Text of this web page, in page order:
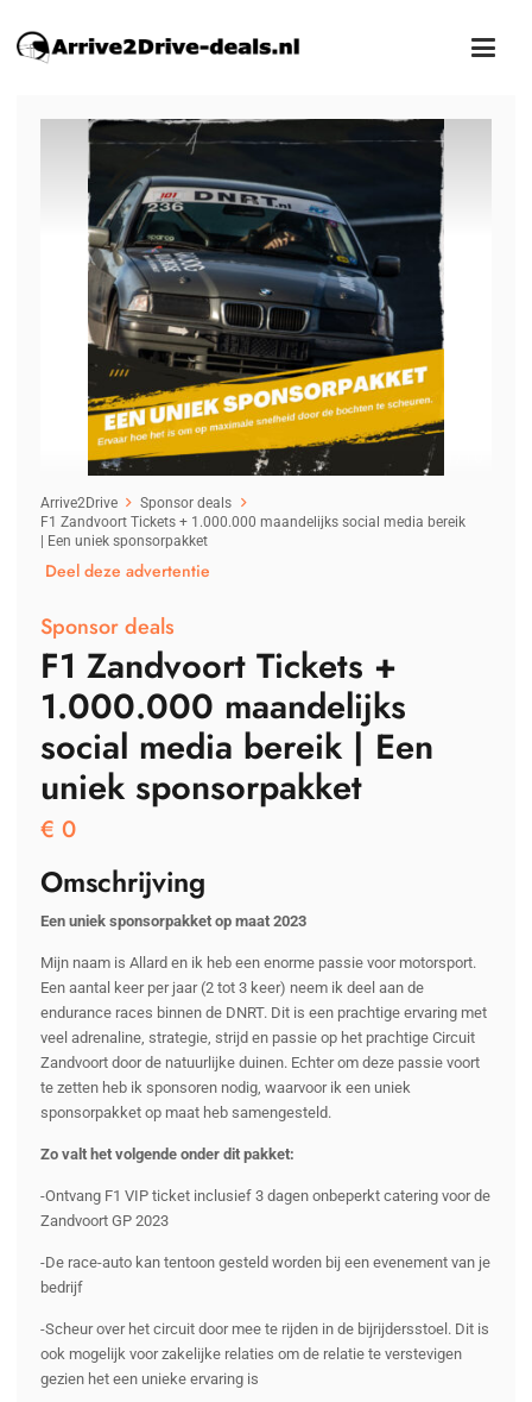
Arrive2Drive
Sponsor deals
F1 Zandvoort Tickets + 1.000.000 maandelijks social media bereik
| Een uniek sponsorpakket
Deel deze advertentie
Sponsor deals
F1 Zandvoort Tickets +
1.000.000 maandelijks
social media bereik | Een
uniek sponsorpakket
€ 0
Omschrijving
Een uniek sponsorpakket op maat 2023
Mijn naam is Allard en ik heb een enorme passie voor motorsport.
Een aantal keer per jaar (2 tot 3 keer) neem ik deel aan de
endurance races binnen de DNRT. Dit is een prachtige ervaring met
veel adrenaline, strategie, strijd en passie op het prachtige Circuit
Zandvoort door de natuurlijke duinen. Echter om deze passie voort
te zetten heb ik sponsoren nodig, waarvoor ik een uniek
sponsorpakket op maat heb samengesteld.
Zo valt het volgende onder dit pakket:
-Ontvang F1 VIP ticket inclusief 3 dagen onbeperkt catering voor de
Zandvoort GP 2023
-De race-auto kan tentoon gesteld worden bij een evenement van je
bedrijf
-Scheur over het circuit door mee te rijden in de bijrijdersstoel. Dit is
ook mogelijk voor zakelijke relaties om de relatie te verstevigen
gezien het een unieke ervaring is